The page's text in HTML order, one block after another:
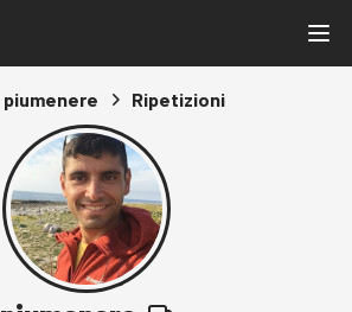
piumenere Ripetizioni